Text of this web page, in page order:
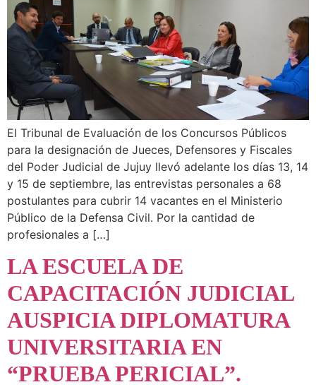
El Tribunal de Evaluación de los Concursos Públicos
para la designación de Jueces, Defensores y Fiscales
del Poder Judicial de Jujuy llevó adelante los días 13, 14
y 15 de septiembre, las entrevistas personales a 68
postulantes para cubrir 14 vacantes en el Ministerio
Público de la Defensa Civil. Por la cantidad de
profesionales a […]
LA ESCUELA DE
CAPACITACIÓN JUDICIAL
AUSPICIA DIPLOMATURA
UNIVERSITARIA EN
“PRUEBA PERICIAL”.